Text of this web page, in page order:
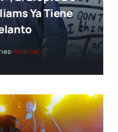
Ya Tiene
Noticias